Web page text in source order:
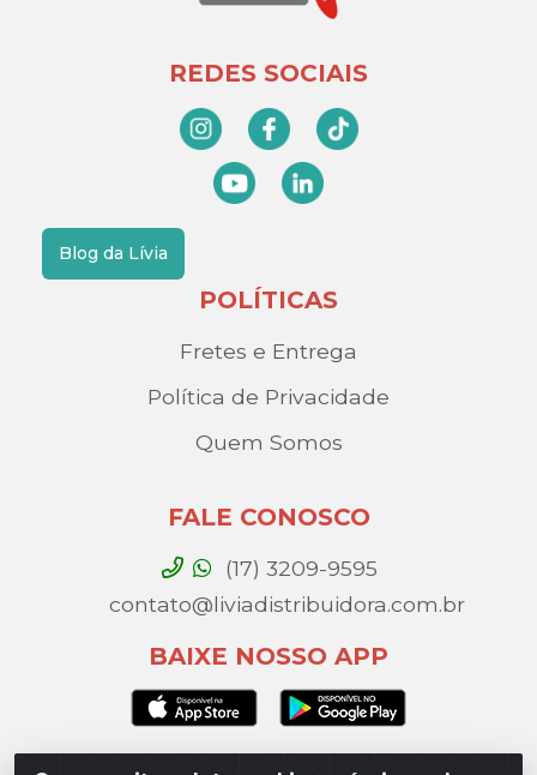
REDES SOCIAIS
Blog da Lívia
POLÍTICAS
Fretes e Entrega
Política de Privacidade
Quem Somos
FALE CONOSCO
(17) 3209-9595
contato@liviadistribuidora.com.br
BAIXE NOSSO APP